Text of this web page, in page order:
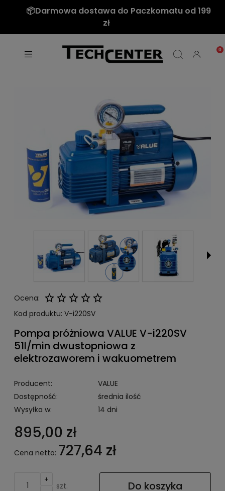
📦Darmowa dostawa do Paczkomatu od 199
zł
Ocena:
Kod produktu: V-i220SV
Pompa próżniowa VALUE V-i220SV
51l/min dwustopniowa z
elektrozaworem i wakuometrem
Producent:
VALUE
Dostępność:
średnia ilość
Wysyłka w:
14 dni
895,00 zł
Cena netto: 727,64 zł
+
szt. Do koszyka